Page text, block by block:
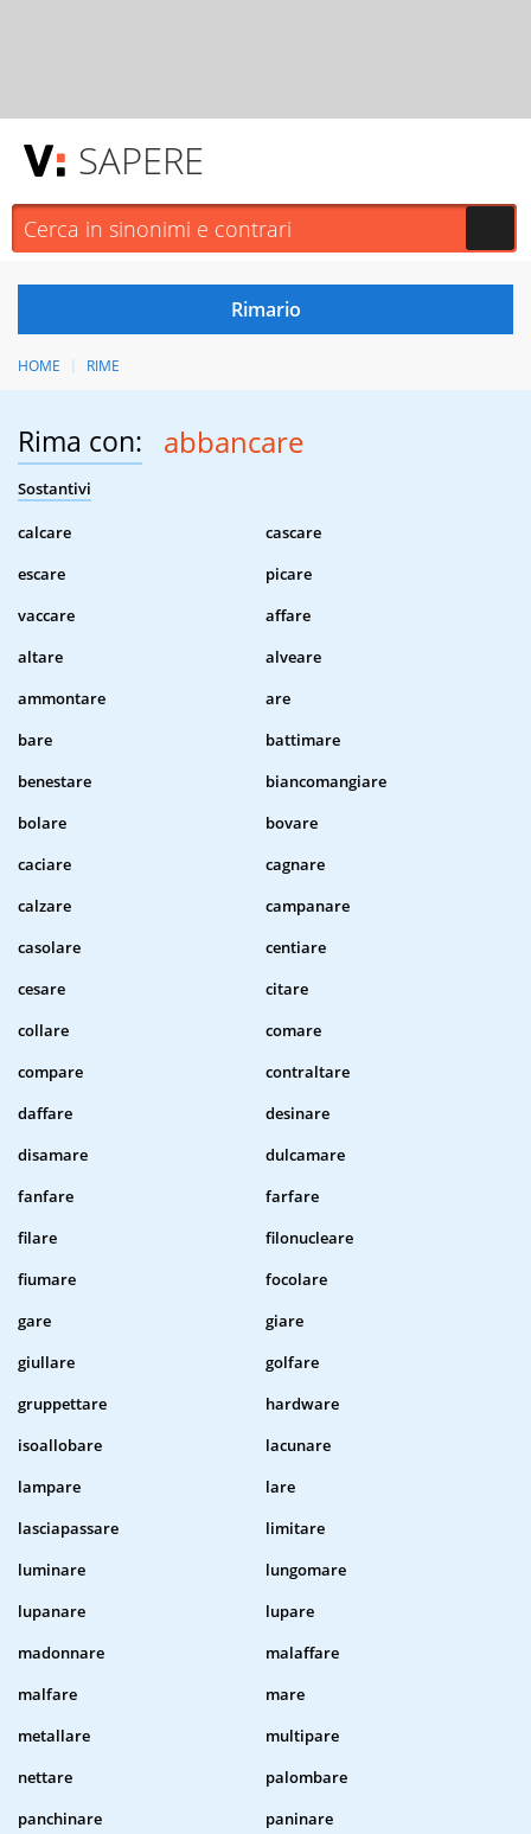
SAPERE
HOME RIME
Rima con: abbancare
Sostantivi
calcare
cascare
escare
picare
vaccare
affare
altare
alveare
ammontare
are
bare
battimare
benestare
biancomangiare
bolare
bovare
caciare
cagnare
calzare
campanare
casolare
centiare
cesare
citare
collare
comare
compare
contraltare
daffare
desinare
disamare
dulcamare
fanfare
farfare
filare
filonucleare
fiumare
focolare
gare
giare
giullare
golfare
gruppettare
hardware
isoallobare
lacunare
lampare
lare
lasciapassare
limitare
luminare
lungomare
lupanare
lupare
madonnare
malaffare
malfare
mare
metallare
multipare
nettare
palombare
panchinare
paninare